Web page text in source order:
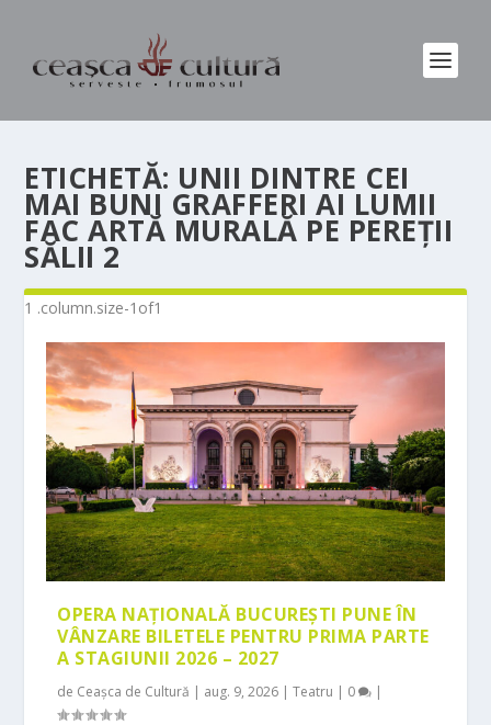
ETICHETĂ: UNII DINTRE CEI
MAI BUNI GRAFFERI AI LUMII
FAC ARTĂ MURALĂ PE PEREȚII
SĂLII 2
OPERA NAȚIONALĂ BUCUREȘTI PUNE ÎN
VÂNZARE BILETELE PENTRU PRIMA PARTE
A STAGIUNII 2026 – 2027
de Ceașca de Cultură | aug. 9, 2026 |Teatru | 0 |